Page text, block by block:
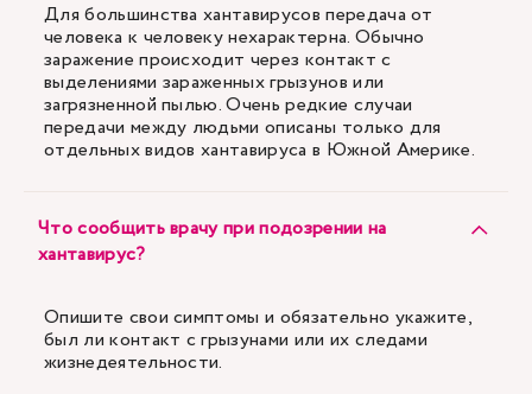
Для большинства хантавирусов передача от
человека к человеку нехарактерна. Обычно
заражение происходит через контакт с
выделениями зараженных грызунов или
загрязненной пылью. Очень редкие случаи
передачи между людьми описаны только для
отдельных видов хантавируса в Южной Америке.
Что сообщить врачу при подозрении на
хантавирус?
Опишите свои симптомы и обязательно укажите,
был ли контакт с грызунами или их следами
жизнедеятельности.